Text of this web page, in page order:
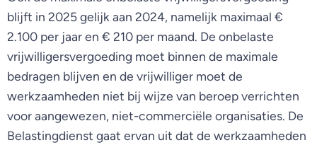
blijft in 2025 gelijk aan 2024, namelijk maximaal €
2.100 per jaar en € 210 per maand. De onbelaste
vrijwilligersvergoeding moet binnen de maximale
bedragen blijven en de vrijwilliger moet de
werkzaamheden niet bij wijze van beroep verrichten
voor aangewezen, niet-commerciële organisaties. De
Belastingdienst gaat ervan uit dat de werkzaamheden